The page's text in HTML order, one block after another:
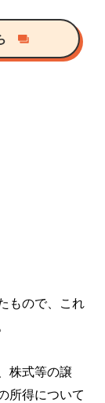
もので、これ
株式等の譲
所得について